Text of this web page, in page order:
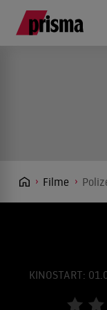
Filme
KINOSTART: